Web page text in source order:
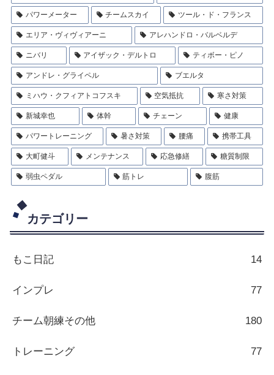
パワーメーター チームスカイ ツール・ド・フランス
エリア・ヴィヴィアーニ アレハンドロ・バルベルデ
ニバリ アイザック・デルトロ ティボー・ピノ
アンドレ・グライペル ブエルタ
ミハウ・クフィアトコフスキ 空気抵抗 寒さ対策
新城幸也 体幹 チェーン 健康
パワートレーニング 暑さ対策 腰痛 携帯工具
大町健斗 メンテナンス 応急修繕 糖質制限
弱虫ペダル 筋トレ 腹筋
カテゴリー
もこ日記 14
インプレ 77
チーム朝練その他 180
トレーニング 77